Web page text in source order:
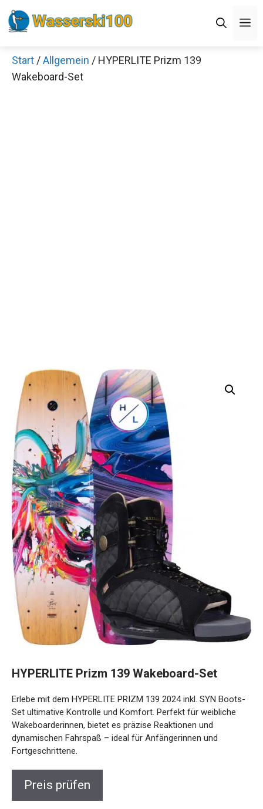
Zum
Inhalt
Start /Allgemein / HYPERLITE Prizm 139
Wakeboard-Set
HYPERLITE Prizm 139 Wakeboard-Set
Erlebe mit dem HYPERLITE PRIZM 139 2024 inkl. SYN Boots-
Set ultimative Kontrolle und Komfort. Perfekt für weibliche
Wakeboarderinnen, bietet es präzise Reaktionen und
dynamischen Fahrspaß – ideal für Anfängerinnen und
Fortgeschrittene.
Preis prüfen